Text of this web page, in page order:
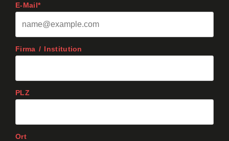
E-Mail*
Firma / Institution
PLZ
Ort